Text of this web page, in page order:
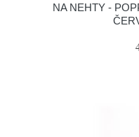
NA NEHTY -